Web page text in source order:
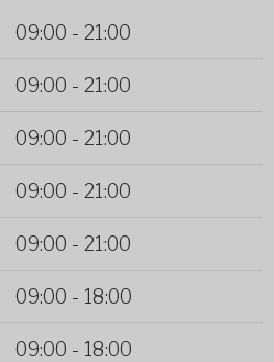
09:00 - 21:00
09:00 - 21:00
09:00 - 21:00
09:00 - 21:00
09:00 - 21:00
09:00 - 18:00
09:00 - 18:00